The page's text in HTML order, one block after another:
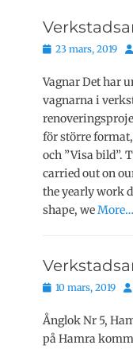
Publicerat
23 mars, 2019
Vagnar Det har
vagnarna i
för större
och ”Visa bild”.
carried out on
the yearly work
shape, weMore…
Publicerat
10 mars, 2019
Ånglok Nr 5,
på Hamra